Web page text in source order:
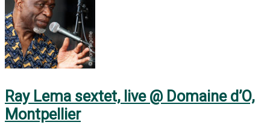
Ray Lema sextet, live @ Domaine d’O,
Montpellier